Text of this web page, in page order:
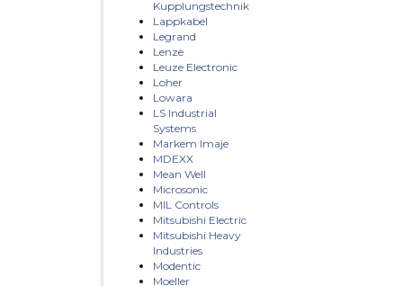
Kupplungstechnik
Lappkabel
Legrand
Lenze
Leuze Electronic
Loher
Lowara
LS Industrial
Systems
Markem Imaje
MDEXX
Mean Well
Microsonic
MIL Controls
Mitsubishi Electric
Mitsubishi Heavy
Industries
Modentic
Moeller